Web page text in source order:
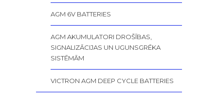
AGM 6V BATTERIES
AGM AKUMULATORI DROŠĪBAS,
SIGNALIZĀCIJAS UN UGUNSGRĒKA
SISTĒMĀM
VICTRON AGM DEEP CYCLE BATTERIES